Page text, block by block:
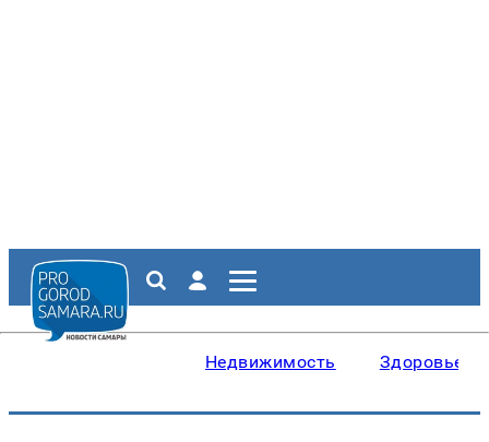
Недвижимость Здоровье